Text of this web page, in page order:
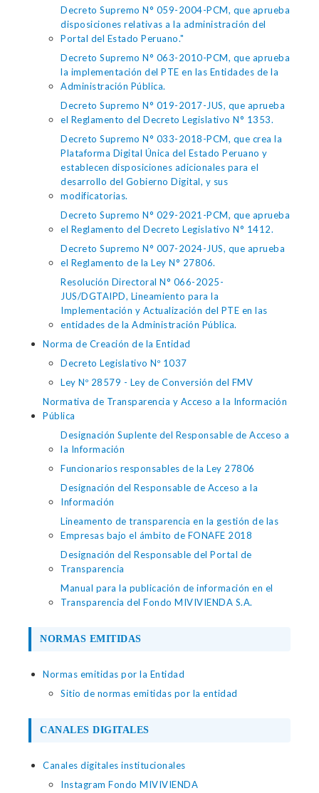
Decreto Supremo N° 059-2004-PCM, que aprueba
disposiciones relativas a la administración del
Portal del Estado Peruano."
Decreto Supremo N° 063-2010-PCM, que aprueba
la implementación del PTE en las Entidades de la
Administración Pública.
Decreto Supremo N° 019-2017-JUS, que aprueba
el Reglamento del Decreto Legislativo N° 1353.
Decreto Supremo N° 033-2018-PCM, que crea la
Plataforma Digital Única del Estado Peruano y
establecen disposiciones adicionales para el
desarrollo del Gobierno Digital, y sus
modificatorias.
Decreto Supremo N° 029-2021-PCM, que aprueba
el Reglamento del Decreto Legislativo N° 1412.
Decreto Supremo N° 007-2024-JUS, que aprueba
el Reglamento de la Ley N° 27806.
Resolución Directoral N° 066-2025-
JUS/DGTAIPD, Lineamiento para la
Implementación y Actualización del PTE en las
entidades de la Administración Pública.
Norma de Creación de la Entidad
Decreto Legislativo Nº 1037
Ley Nº 28579 - Ley de Conversión del FMV
Normativa de Transparencia y Acceso a la Información
Pública
Designación Suplente del Responsable de Acceso a
la Información
Funcionarios responsables de la Ley 27806
Designación del Responsable de Acceso a la
Información
Lineamento de transparencia en la gestión de las
Empresas bajo el ámbito de FONAFE 2018
Designación del Responsable del Portal de
Transparencia
Manual para la publicación de información en el
Transparencia del Fondo MIVIVIENDA S.A.
NORMAS EMITIDAS
Normas emitidas por la Entidad
Sitio de normas emitidas por la entidad
CANALES DIGITALES
Canales digitales institucionales
Instagram Fondo MIVIVIENDA